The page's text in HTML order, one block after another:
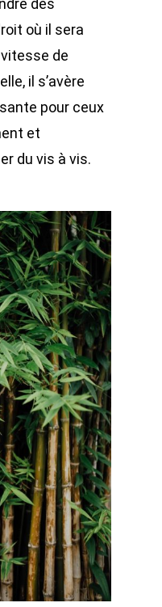
des
où il sera
de
il s’avère
pour ceux
et
du vis à vis.